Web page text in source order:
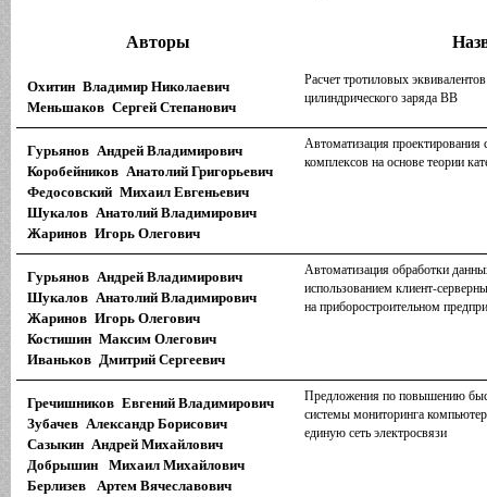
Авторы
Охитин Владимир Николаевич
Меньшаков Сергей Степанович
Расчет тротиловых
цилиндрического заряда ВВ
Гурьянов Андрей Владимирович
Коробейников Анатолий Григорьевич
Федосовский Михаил Евгеньевич
Шукалов Анатолий Владимирович
Жаринов Игорь Олегович
Автоматизация
комплексов на основе теории
Гурьянов Андрей Владимирович
Шукалов Анатолий Владимирович
Жаринов Игорь Олегович
Костишин Максим Олегович
Иваньков Дмитрий Сергеевич
Автоматизация обработки
использованием клиент-
на приборостроительном
Гречишников Евгений Владимирович
Зубачев Александр Борисович
Сазыкин Андрей Михайлович
Добрышин Михаил Михайлович
Берлизев Артем Вячеславович
Предложения по повышению
системы мониторинга
единую сеть электросвязи